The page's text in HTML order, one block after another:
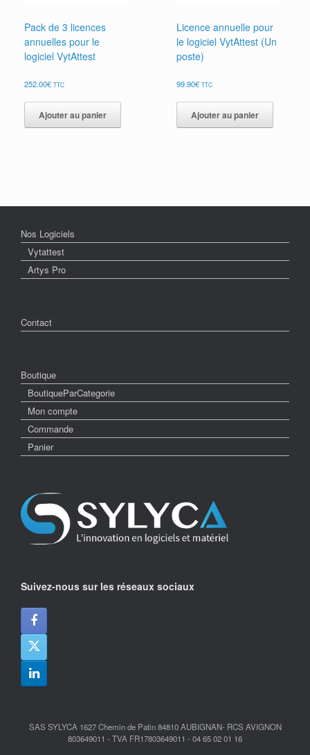
Pack de 3 licences
annuelles pour le
logiciel VytAttest
252.00€ TTC
Ajouter au panier
Licence annuelle pour
le logiciel VytAttest (Un
poste)
99.90€ TTC
Ajouter au panier
Nos Logiciels
Vytattest
Artys Pro
Contact
Boutique
BoutiqueParCategorie
Mon compte
Commande
Panier
Suivez-nous sur les réseaux sociaux
SAS SYLYCA 1627 Chemin de Patin 84810 AUBIGNAN- RCS AVIGNON
803649011 - TVA FR17803649011 - 04 65 02 01 16